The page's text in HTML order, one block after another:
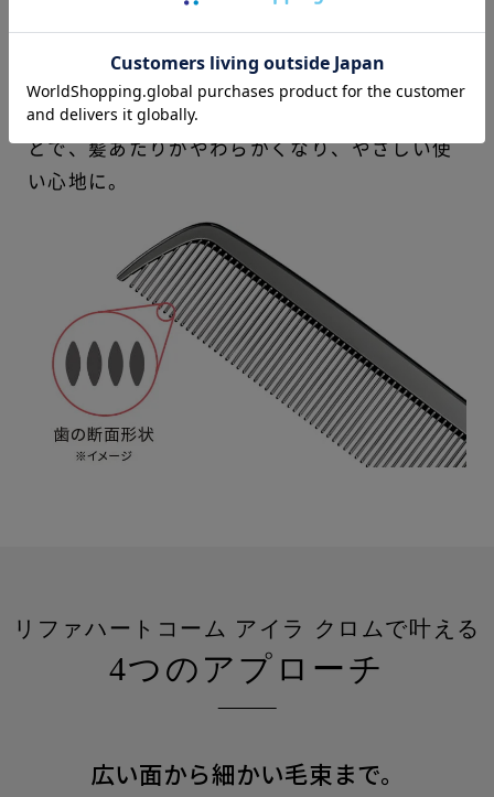
流線形状に加工。
コーミング時にかかる髪への負担を軽減するこ
とで、髪あたりがやわらかくなり、やさしい使
い心地に。
リファハートコーム アイラ クロムで叶える
4つのアプローチ
広い面から細かい毛束まで。